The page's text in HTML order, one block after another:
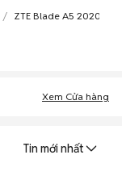
ZTE Blade A5 2020
Xem Cửa hàng
Tin mới nhất